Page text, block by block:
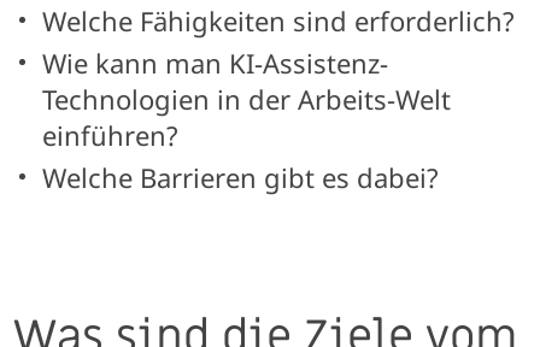
Welche Fähigkeiten sind erforderlich?
Wie kann man KI-Assistenz-
Technologien in der Arbeits-Welt
einführen?
Welche Barrieren gibt es dabei?